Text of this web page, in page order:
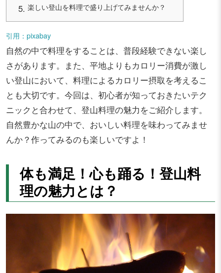
楽しい登山を料理で盛り上げてみませんか？
引用：pixabay
自然の中で料理をすることは、普段経験できない楽し
さがあります。また、平地よりもカロリー消費が激し
い登山において、料理によるカロリー摂取を考えるこ
とも大切です。今回は、初心者が知っておきたいテク
ニックと合わせて、登山料理の魅力をご紹介します。
自然豊かな山の中で、おいしい料理を味わってみませ
んか？作ってみるのも楽しいですよ！
体も満足！心も踊る！登山料
理の魅力とは？